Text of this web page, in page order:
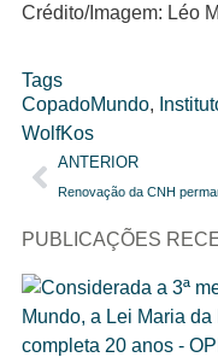
Crédito/Imagem: Léo
Tags
CopadoMundo,
WolfKos
ANTERIOR
PUBLICAÇÕES